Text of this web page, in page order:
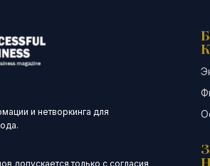
и нетворкинга для
допускается только с согласия